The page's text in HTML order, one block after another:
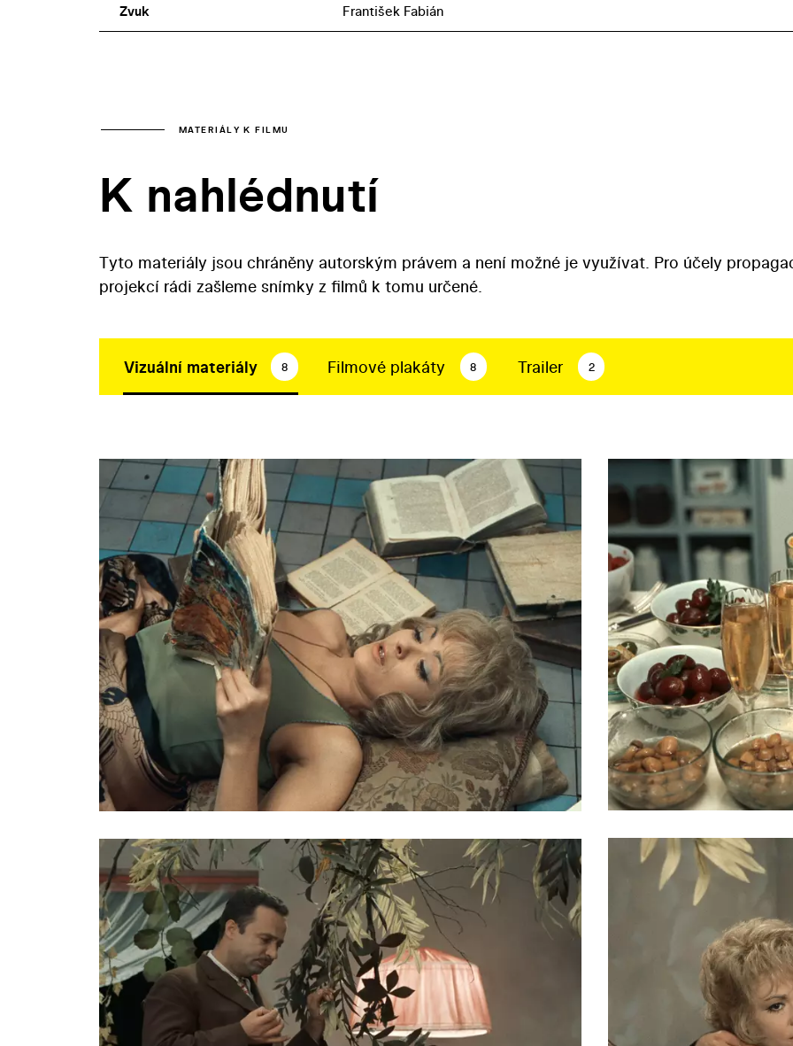
Zvuk František Fabián
MATERIÁLY K FILMU
K nahlédnutí
Tyto materiály jsou chráněny autorským právem a není možné je využívat. Pro účely
projekcí rádi zašleme snímky z filmů k tomu určené.
Vizuální materiály 8 Filmové plakáty 8 Trailer 2